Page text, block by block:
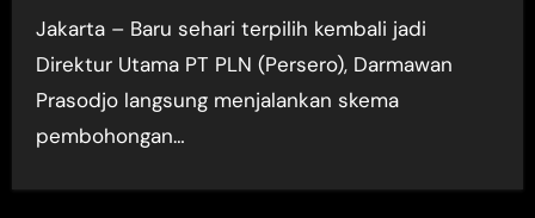
Jakarta – Baru sehari terpilih kembali jadi
Direktur Utama PT PLN (Persero), Darmawan
Prasodjo langsung menjalankan skema
pembohongan…